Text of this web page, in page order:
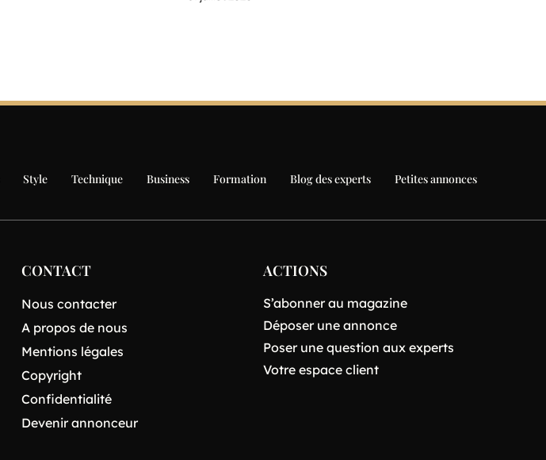
Style Technique Business Formation Blog des experts Petites annonces
CONTACT
Nous contacter
A propos de nous
Mentions légales
Copyright
Confidentialité
Devenir annonceur
ACTIONS
S’abonner au magazine
Déposer une annonce
Poser une question aux experts
Votre espace client